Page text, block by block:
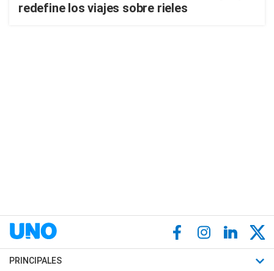
redefine los viajes sobre rieles
PRINCIPALES